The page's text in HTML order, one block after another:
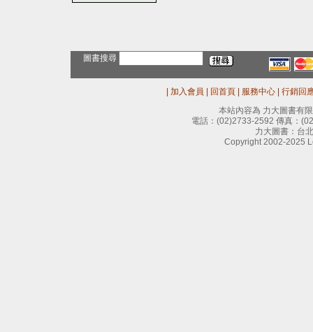
圖書搜尋
加入會員 回首頁 服務中心
行銷回
本站內容為 力大圖書有
電話： (02)2733-2592 傳真：
力大圖書：台
Copyright 2002-2025